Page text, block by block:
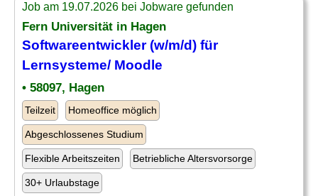
Job am 19.07.2026 bei Jobware gefunden
Fern Universität in Hagen
Softwareentwickler (w/m/d) für
Lernsysteme/ Moodle
• 58097, Hagen
Teilzeit Homeoffice möglich
Abgeschlossenes Studium
Flexible Arbeitszeiten Betriebliche Altersvorsorge
30+ Urlaubstage